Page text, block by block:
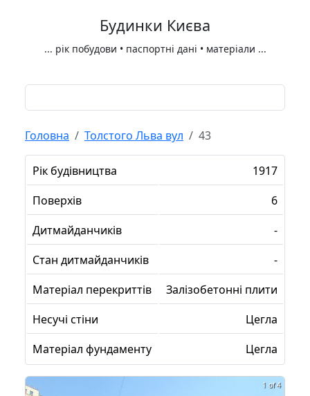
Будинки Києва
... рік побудови • паспортні дані • матеріали ...
Головна Толстого Льва вул 43
Рік будівництва
1917
Поверхів
6
Дитмайданчиків
-
Стан дитмайданчиків
-
Матеріал перекриттів
Залізобетонні плити
Несучі стіни
Цегла
Матеріал фундаменту
Цегла
1 of 4